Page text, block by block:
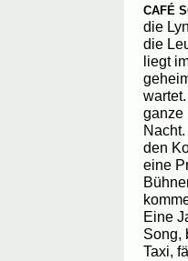
CAFÉ
die
die
liegt
ganze
den
eine
Eine
Song,
Taxi,